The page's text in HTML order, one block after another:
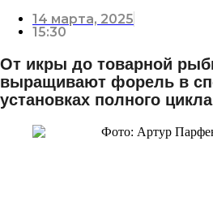
14 марта, 2025
15:30
От икры до товарной
выращивают форель в
установках полного цикла